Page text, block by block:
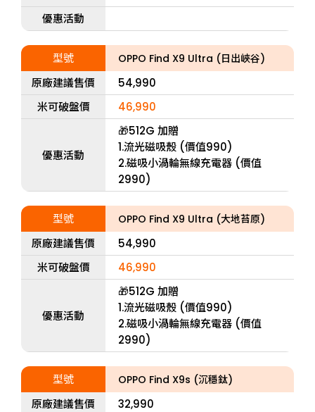
優惠活動
型號 OPPO Find X9 Ultra (日出峽谷)
原廠建議售價
54,990
米可破盤價
46,990
優惠活動
🎁512G 加贈
1.流光磁吸殼 (價值990)
2.磁吸小渦輪無線充電器 (價值
2990)
型號 OPPO Find X9 Ultra (大地苔原)
原廠建議售價
54,990
米可破盤價
46,990
優惠活動
🎁512G 加贈
1.流光磁吸殼 (價值990)
2.磁吸小渦輪無線充電器 (價值
2990)
型號 OPPO Find X9s (沉穩鈦)
原廠建議售價
32,990